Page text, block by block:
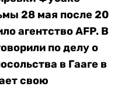
28 мая после 20
агентствоAFP. В
по делу о
в Гааге в
свою